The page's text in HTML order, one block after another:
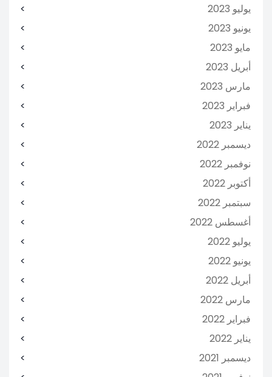
يوليو 2023
يونيو 2023
مايو 2023
أبريل 2023
مارس 2023
فبراير 2023
يناير 2023
ديسمبر 2022
نوفمبر 2022
أكتوبر 2022
سبتمبر 2022
أغسطس 2022
يوليو 2022
يونيو 2022
أبريل 2022
مارس 2022
فبراير 2022
يناير 2022
ديسمبر 2021